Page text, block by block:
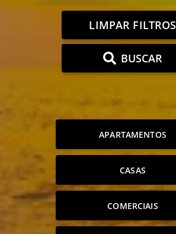
LIMPAR FILTROS
BUSCAR
APARTAMENTOS
CASAS
COMERCIAIS